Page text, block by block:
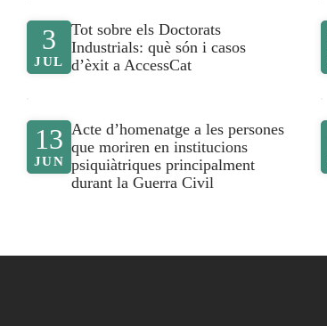
3
JUL
Tot sobre els Doctorats
Industrials: què són i casos
d’èxit a AccessCat
13
JUN
Acte d’homenatge a les persones
que moriren en institucions
psiquiàtriques principalment
durant la Guerra Civil